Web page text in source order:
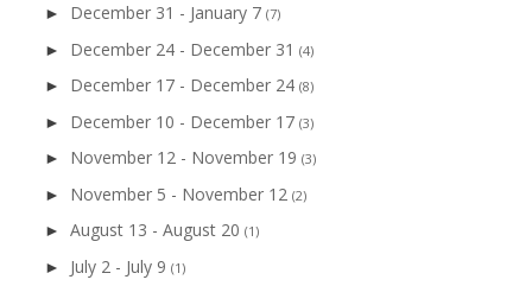
► December 31 - January 7 (7)
► December 24 - December 31 (4)
► December 17 - December 24 (8)
► December 10 - December 17 (3)
► November 12 - November 19 (3)
► November 5 - November 12 (2)
► August 13 - August 20 (1)
► July 2 - July 9 (1)